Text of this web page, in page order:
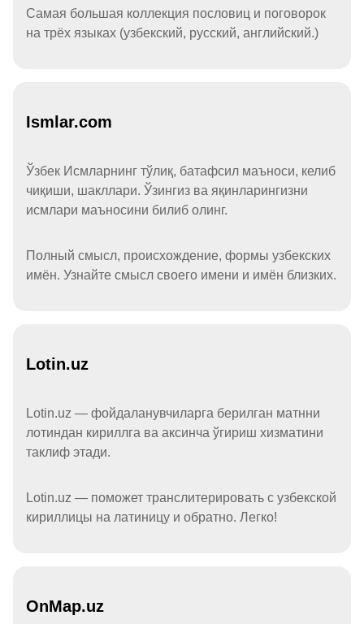
Самая большая коллекция пословиц и поговорок
на трёх языках (узбекский, русский, английский.)
Ismlar.com
Ўзбек Исмларнинг тўлиқ, батафсил маъноси, келиб
чиқиши, шакллари. Ўзингиз ва яқинларингизни
исмлари маъносини билиб олинг.
Полный смысл, происхождение, формы узбекских
имён. Узнайте смысл своего имени и имён близких.
Lotin.uz
Lotin.uz — фойдаланувчиларга берилган матнни
лотиндан кириллга ва аксинча ўгириш хизматини
таклиф этади.
Lotin.uz — поможет транслитерировать с узбекской
кириллицы на латиницу и обратно. Легко!
OnMap.uz